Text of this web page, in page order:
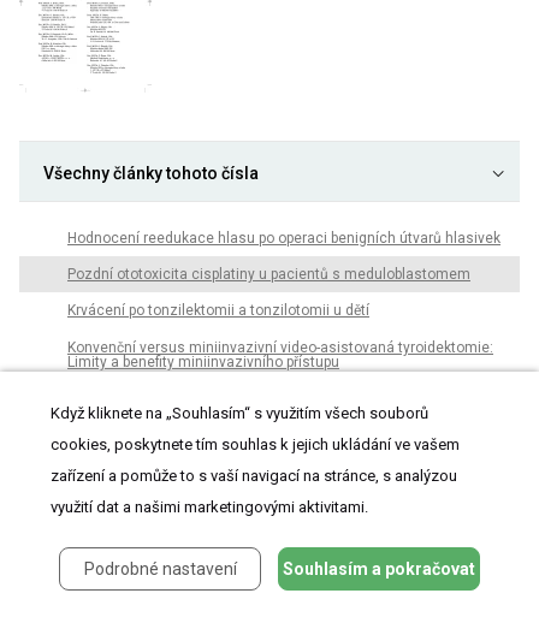
Všechny články tohoto čísla
Hodnocení reedukace hlasu po operaci benigních útvarů hlasivek
Pozdní ototoxicita cisplatiny u pacientů s meduloblastomem
Krvácení po tonzilektomii a tonzilotomii u dětí
Konvenční versus miniinvazivní video-asistovaná tyroidektomie:
Limity a benefity miniinvazivního přístupu
schwanómu
Porovnání pěveckých technik sólového a sborového zpěvu
Prínos PET/CT vyšetrenia do diagnostiky neznámeho primárneho
tumoru s metastázovaním do krčných lymfatických uzlín - naše
skúsenosti
Nezvyčajná prezentácia Non- Hodgkinovho lymfómu v ORL oblasti
Faryngitida způsobenáStreptococcus pyogenes
Když kliknete na „Souhlasím“ s využitím všech souborů
cookies, poskytnete tím souhlas k jejich ukládání ve vašem
zařízení a pomůže to s vaší navigací na stránce, s analýzou
využití dat a našimi marketingovými aktivitami.
Podrobné nastavení Souhlasím a pokračovat